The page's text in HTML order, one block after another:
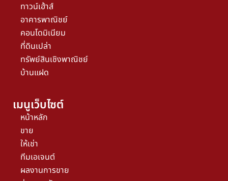
ทาวน์เฮ้าส์
อาคารพาณิชย์
คอนโดมิเนียม
ที่ดินเปล่า
ทรัพย์สินเชิงพาณิชย์
บ้านแฝด
เมนูเว็บไซต์
หน้าหลัก
ขาย
ให้เช่า
ทีมเอเจนต์
ผลงานการขาย